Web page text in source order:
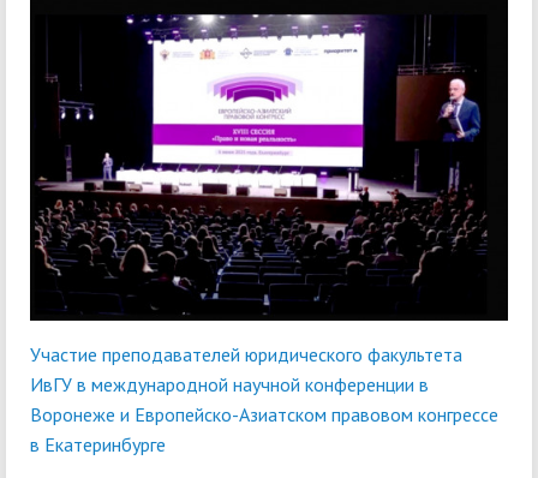
Участие преподавателей юридического факультета
ИвГУ в международной научной конференции в
Воронеже и Европейско-Азиатском правовом конгрессе
в Екатеринбурге